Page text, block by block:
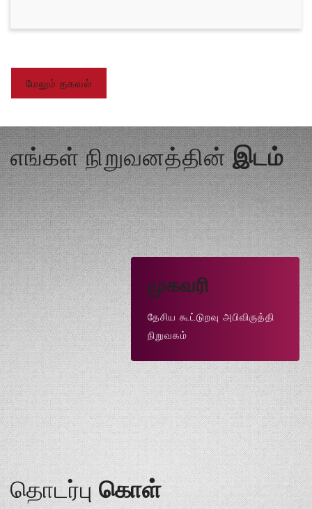
மேலும் தகவல்
எங்கள் நிறுவனத்தின்இடம்
முகவரி
தேசிய கூட்டுறவு அபிவிருத்தி
நிறுவகம்
தொடர்புகொள்